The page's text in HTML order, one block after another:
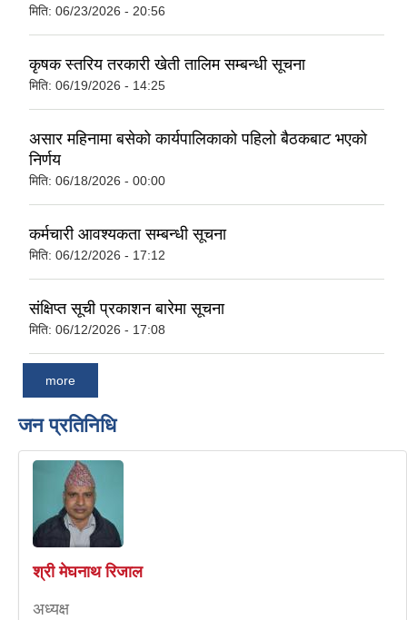
मिति: 06/23/2026 - 20:56
कृषक स्तरिय तरकारी खेती तालिम सम्बन्धी सूचना
मिति: 06/19/2026 - 14:25
असार महिनामा बसेको कार्यपालिकाको पहिलो बैठकबाट भएको
निर्णय
मिति: 06/18/2026 - 00:00
कर्मचारी आवश्यकता सम्बन्धी सूचना
मिति: 06/12/2026 - 17:12
संक्षिप्त सूची प्रकाशन बारेमा सूचना
मिति: 06/12/2026 - 17:08
more
जन प्रतिनिधि
श्री मेघनाथ रिजाल
अध्यक्ष